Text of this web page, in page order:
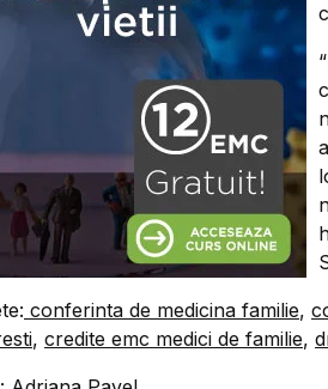
conferinta de medicina familie,
, credite emc medici de familie,